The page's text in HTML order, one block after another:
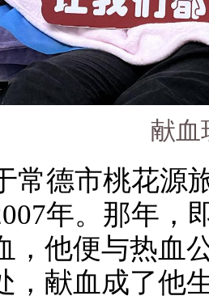
献血
常德市桃花源
年。那年，
，他便与热血
，献血成了